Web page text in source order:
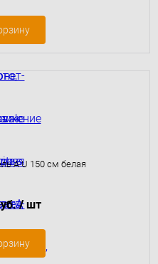
A U 150 см белая
/ шт